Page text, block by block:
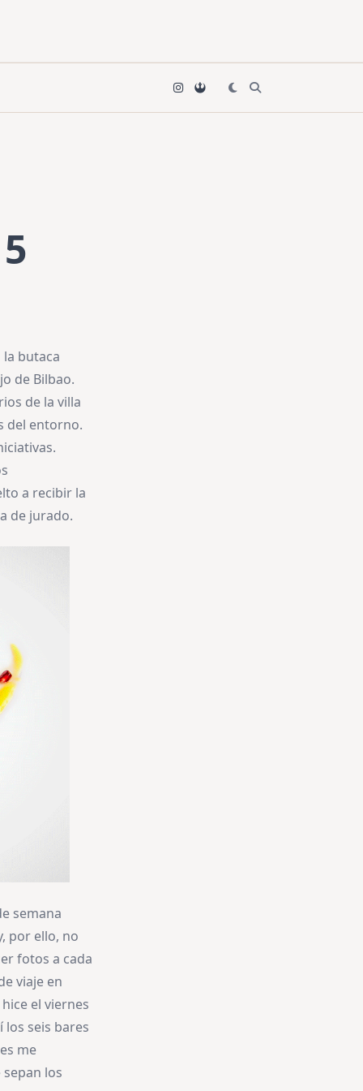
butaca
de Bilbao.
de la villa
del entorno.
a recibir la
de jurado.
semana
por ello, no
fotos a cada
viaje en
el viernes
los seis bares
me
los